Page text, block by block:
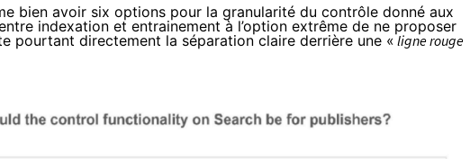
bien avoir six options pour la granularité du contrôle donné aux
indexation et entrainement à l’option extrême de ne proposer
pourtant directement la séparation claire derrière une «ligne rouge